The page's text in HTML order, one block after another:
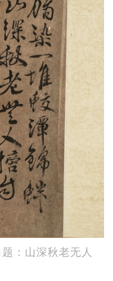
：山深秋老无人